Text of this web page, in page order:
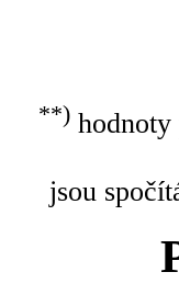
**)hodnoty
jsou